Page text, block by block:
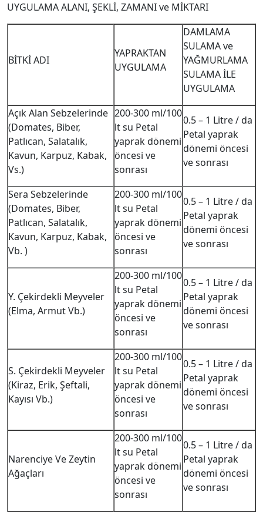
UYGULAMA ALANI, ŞEKLİ, ZAMANI ve MİKTARI
BİTKİ ADI
YAPRAKTAN
UYGULAMA
DAMLAMA
SULAMA ve
YAĞMURLAMA
SULAMA İLE
UYGULAMA
Açık Alan Sebzelerinde
(Domates, Biber,
Patlıcan, Salatalık,
Kavun, Karpuz, Kabak,
Vs.)
200-300 ml/100
lt su Petal
yaprak dönemi
öncesi ve
sonrası
0.5 – 1 Litre / da
Petal yaprak
dönemi öncesi
ve sonrası
Sera Sebzelerinde
(Domates, Biber,
Patlıcan, Salatalık,
Kavun, Karpuz, Kabak,
Vb. )
200-300 ml/100
lt su Petal
yaprak dönemi
öncesi ve
sonrası
0.5 – 1 Litre / da
Petal yaprak
dönemi öncesi
ve sonrası
Y. Çekirdekli Meyveler
(Elma, Armut Vb.)
200-300 ml/100
lt su Petal
yaprak dönemi
öncesi ve
sonrası
0.5 – 1 Litre / da
Petal yaprak
dönemi öncesi
ve sonrası
S. Çekirdekli Meyveler
(Kiraz, Erik, Şeftali,
Kayısı Vb.)
200-300 ml/100
lt su Petal
yaprak dönemi
öncesi ve
sonrası
0.5 – 1 Litre / da
Petal yaprak
dönemi öncesi
ve sonrası
Narenciye Ve Zeytin
Ağaçları
200-300 ml/100
lt su Petal
yaprak dönemi
öncesi ve
sonrası
0.5 – 1 Litre / da
Petal yaprak
dönemi öncesi
ve sonrası